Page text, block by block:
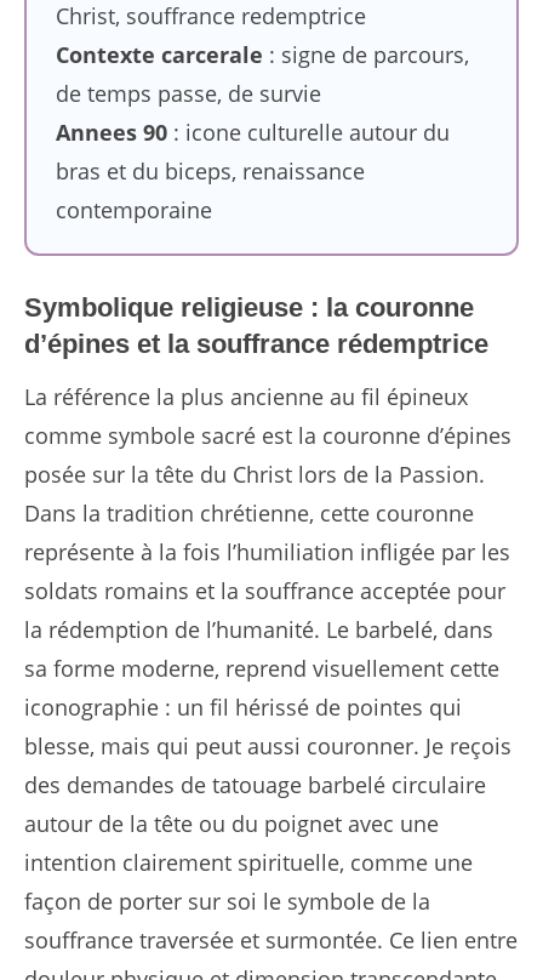
Christ, souffrance redemptrice
Contexte carcerale : signe de parcours,
de temps passe, de survie
Annees 90: icone culturelle autour du
bras et du biceps, renaissance
contemporaine
Symbolique religieuse : la couronne
d’épines et la souffrance rédemptrice
La référence la plus ancienne au fil épineux
comme symbole sacré est la couronne d’épines
posée sur la tête du Christ lors de la Passion.
Dans la tradition chrétienne, cette couronne
représente à la fois l’humiliation infligée par les
soldats romains et la souffrance acceptée pour
la rédemption de l’humanité. Le barbelé, dans
sa forme moderne, reprend visuellement cette
iconographie : un fil hérissé de pointes qui
blesse, mais qui peut aussi couronner. Je reçois
des demandes de tatouage barbelé circulaire
autour de la tête ou du poignet avec une
intention clairement spirituelle, comme une
façon de porter sur soi le symbole de la
souffrance traversée et surmontée. Ce lien entre